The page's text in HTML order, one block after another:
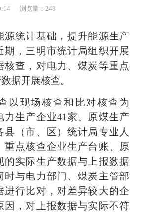
浏览量：248
统计基础，提升能源生产
期，三明市统计局组织开展
核查，对电力、煤炭等重点
据开展核查。
现场核查和比对核查为
力生产企业41家、原煤生产
县（市、区）统计局专业人
重点核查企业生产台账、原
的实际生产数据与上报数据
时与电力部门、煤炭主管部
进行比对，对差异较大的企
因，对上报数据与实际不符